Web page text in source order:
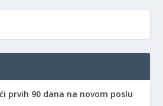
prvih 90 dana na novom poslu